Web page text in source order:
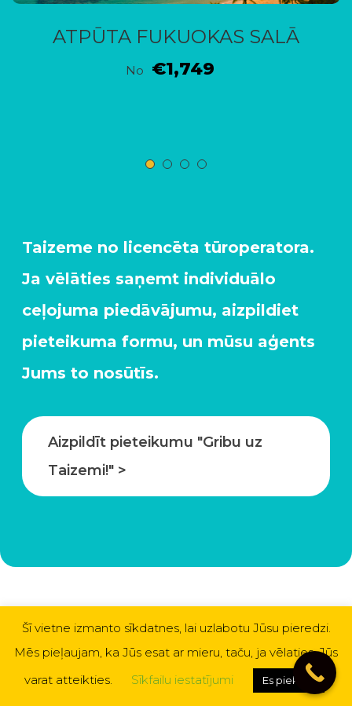
ATPŪTA FUKUOKAS SALĀ
No €1,749
Taizeme no licencēta tūroperatora.
Ja vēlāties saņemt individuālo
ceļojuma piedāvājumu, aizpildiet
pieteikuma formu, un mūsu aģents
Jums to nosūtīs.
Aizpildīt pieteikumu "Gribu uz
Taizemi!" >
Šī vietne izmanto sīkdatnes, lai uzlabotu Jūsu pieredzi.
Mēs pieļaujam, ka Jūs esat ar mieru, taču, ja vēlaties, Jūs
varat atteikties.
Sīkfailu iestatījumi Es piekrītu